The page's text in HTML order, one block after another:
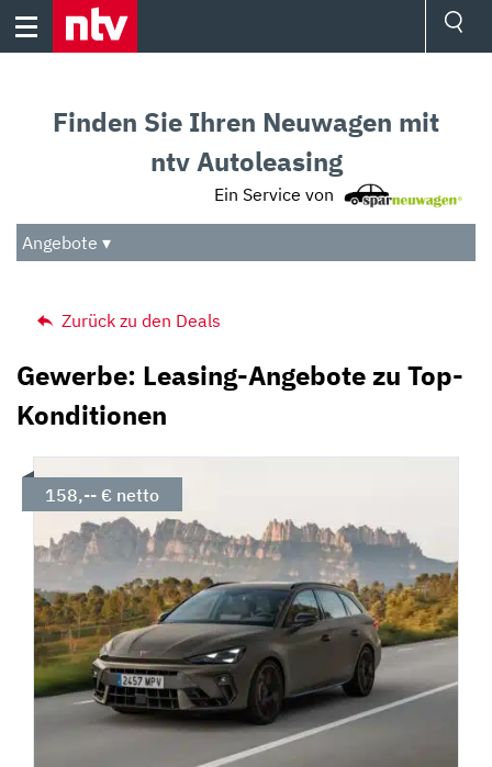
Skip
Audio
Das Beste
Finden Sie Ihren Neuwagen mit
ntv Autoleasing
Ein Service von
Angebote ▾
Zurück zu den Deals
Gewerbe: Leasing-Angebote zu Top-
Konditionen
158,-- € netto